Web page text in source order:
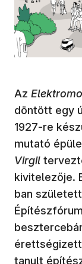
Az
döntött egy
1927-re
mutató
Virgil
kivitelezője.
ban
Építészfórum
tanult